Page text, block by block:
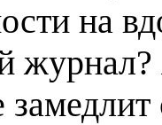
на